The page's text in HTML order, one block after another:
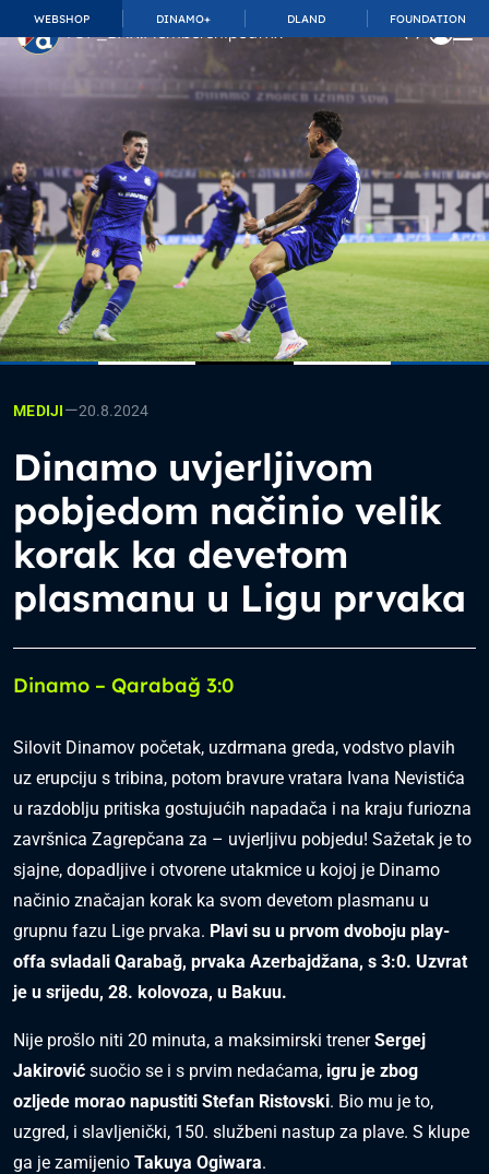
WEBSHOP DINAMO+ DLAND FOUNDATION
TOP_BAR.MembershipSuffix
MEDIJI—20.8.2024
Dinamo uvjerljivom
pobjedom načinio velik
korak ka devetom
plasmanu u Ligu prvaka
Dinamo – Qarabağ 3:0
Silovit Dinamov početak, uzdrmana greda, vodstvo plavih
uz erupciju s tribina, potom bravure vratara Ivana Nevistića
u razdoblju pritiska gostujućih napadača i na kraju furiozna
završnica Zagrepčana za – uvjerljivu pobjedu! Sažetak je to
sjajne, dopadljive i otvorene utakmice u kojoj je Dinamo
načinio značajan korak ka svom devetom plasmanu u
grupnu fazu Lige prvaka. Plavi su u prvom dvoboju play-
offa svladali Qarabağ, prvaka Azerbajdžana, s 3:0. Uzvrat
je u srijedu, 28. kolovoza, u Bakuu.
Nije prošlo niti 20 minuta, a maksimirski trenerSergej
Jakirović suočio se i s prvim nedaćama, igru je zbog
ozljede morao napustiti Stefan Ristovski. Bio mu je to,
uzgred, i slavljenički, 150. službeni nastup za plave. S klupe
ga je zamijenio Takuya Ogiwara.